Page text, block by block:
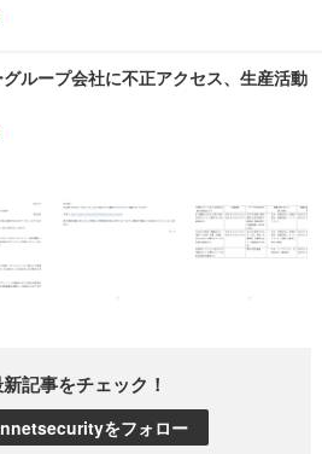
グループ会社に不正アクセス、生産活動
記事をチェック！
をフォロー